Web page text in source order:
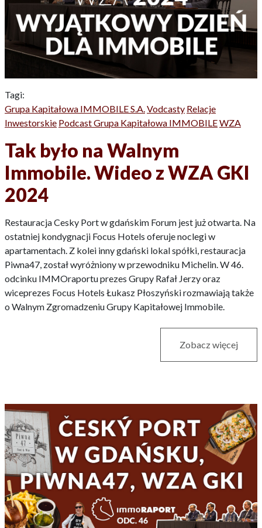
Tagi:
Grupa Kapitałowa IMMOBILE S.A.Vodcasty Relacje
Inwestorskie Podcast Grupa Kapitałowa IMMOBILEWZA
Tak było na Walnym
Immobile. Wideo z WZA GKI
2024
Restauracja Cesky Port w gdańskim Forum jest już otwarta. Na
ostatniej kondygnacji Focus Hotels oferuje noclegi w
apartamentach. Z kolei inny gdański lokal spółki, restauracja
Piwna47, został wyróżniony w przewodniku Michelin. W 46.
odcinku IMMOraportu prezes Grupy Rafał Jerzy oraz
wiceprezes Focus Hotels Łukasz Płoszyński rozmawiają także
o Walnym Zgromadzeniu Grupy Kapitałowej Immobile.
Zobacz więcej